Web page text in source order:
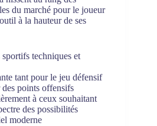
du marché pour le joueur
à la hauteur de ses
techniques et
tant pour le jeu défensif
points offensifs
à ceux souhaitant
des possibilités
moderne